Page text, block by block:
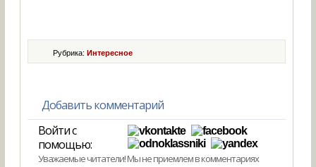
Рубрика:Интересное
Добавить комментарий
Войти с
помощью:
Уважаемые читатели! Мы не приемлем в комментариях